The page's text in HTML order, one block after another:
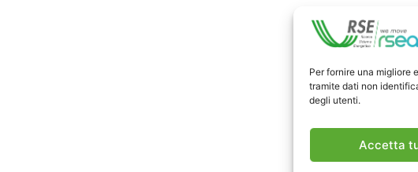
Per fornire una migliore
tramite dati non
degli utenti.
Accetta
and Forecasting)
anticipo, le
sull’intera rete
sulle previsioni
tutto il territorio
ghiaccio
Ilprototipo del